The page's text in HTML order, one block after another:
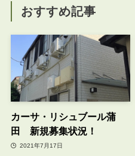
おすすめ記事
カーサ・リシュブール蒲
田 新規募集状況！
2021年7月17日